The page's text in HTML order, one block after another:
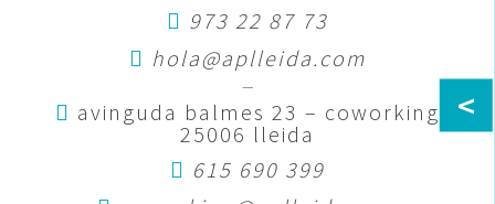
973 22 87 73
hola@aplleida.com
—
avinguda balmes 23 – coworking
25006 lleida
615 690 399
<